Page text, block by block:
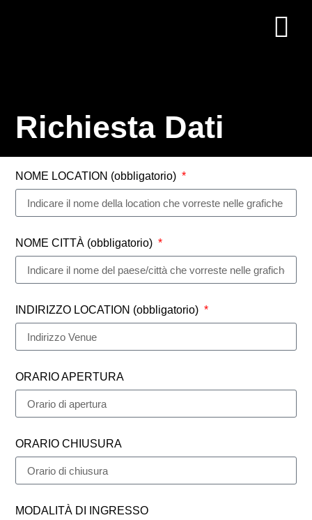
Richiesta Dati
NOME LOCATION (obbligatorio)
NOME CITTÀ (obbligatorio)
INDIRIZZO LOCATION (obbligatorio)
ORARIO APERTURA
ORARIO CHIUSURA
MODALITÀ DI INGRESSO